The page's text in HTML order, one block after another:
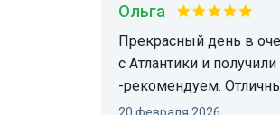
Ольга
Прекрасный день в очень красивых местах. Очень хотели начать знакомство с Португалией
с Атлантики и
-рекомендуем.
20 февраля 2026